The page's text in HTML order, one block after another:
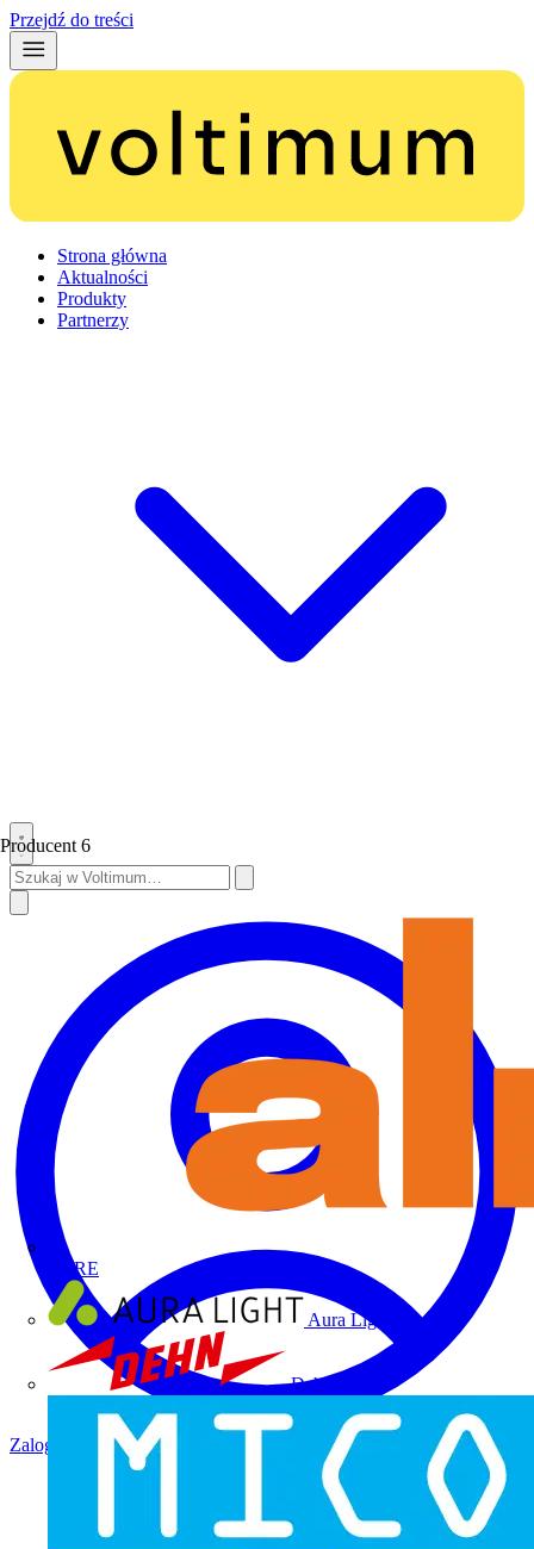
Przejdź do treści
Strona główna
Aktualności
Produkty
Partnerzy
Producent 6
ALRE
Aura Light
Dehn
Zaloguj się Zarejestruj się